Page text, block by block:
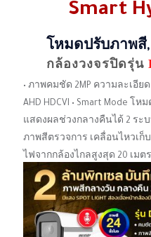
Smart
โหมดปรับภาพสี
กล้องวงจรปิดรุ่น
• ภาพคมชัด 2MP ความละเอียด
AHD HDCVI • Smart Mode
แสดงผลช่วงกลางคืนได้ 2 ระ
ภาพสีตรวจการ เคลื่อนไหวเก็
ไฟจากกล้องไกลสูงสุด 20 เมต
20 เมตร • วัสดุอัลลอย ทนแด